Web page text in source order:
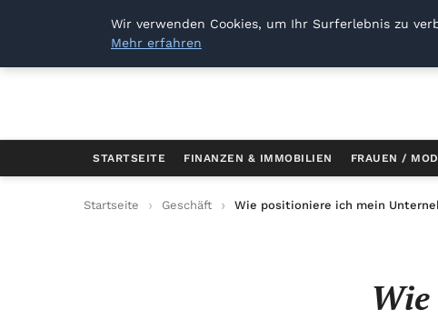
Dresden Sellout
STARTSEITE FINANZEN & IMMOBILIEN FRAUEN /
Startseite Geschäft Wie positioniere ich mein
Wir verwenden Cookies, um Ihr Surferlebnis zu
Mehr erfahren